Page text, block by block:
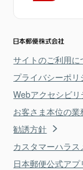
サイトのご利用に
プライバシーポリ
Webアクセシビ
お客さま本位の
勧誘方針
カスタマーハラ
日本郵便公式アプ